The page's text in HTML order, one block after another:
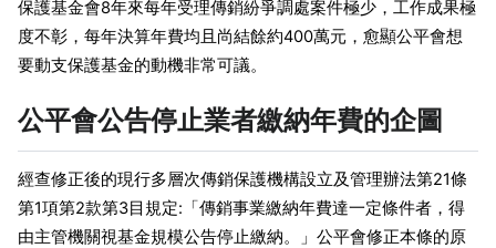
保護基金會8年來每年受理傳銷紛爭調處案件極少，工作成果極
度不彰，每年決算年費均且尚結餘約400萬元，愈顯公平會想
要動支保護基金的動機非常可議。
公平會公告停止業者繳納年費的企圖
經查修正後的現行多層次傳銷保護機構設立及管理辦法第21條
第1項第2款第3目規定:「傳銷事業繳納年費達一定條件者，得
由主管機關視基金規模公告停止繳納。」公平會修正本條的原